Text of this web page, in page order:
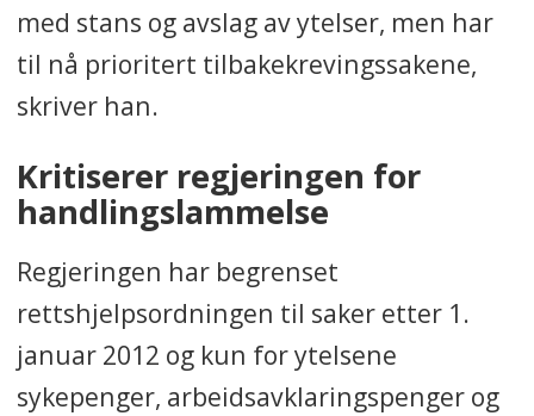
med stans og avslag av ytelser, men har
til nå prioritert tilbakekrevingssakene,
skriver han.
Kritiserer regjeringen for
handlingslammelse
Regjeringen har begrenset
rettshjelpsordningen til saker etter 1.
januar 2012 og kun for ytelsene
sykepenger, arbeidsavklaringspenger og